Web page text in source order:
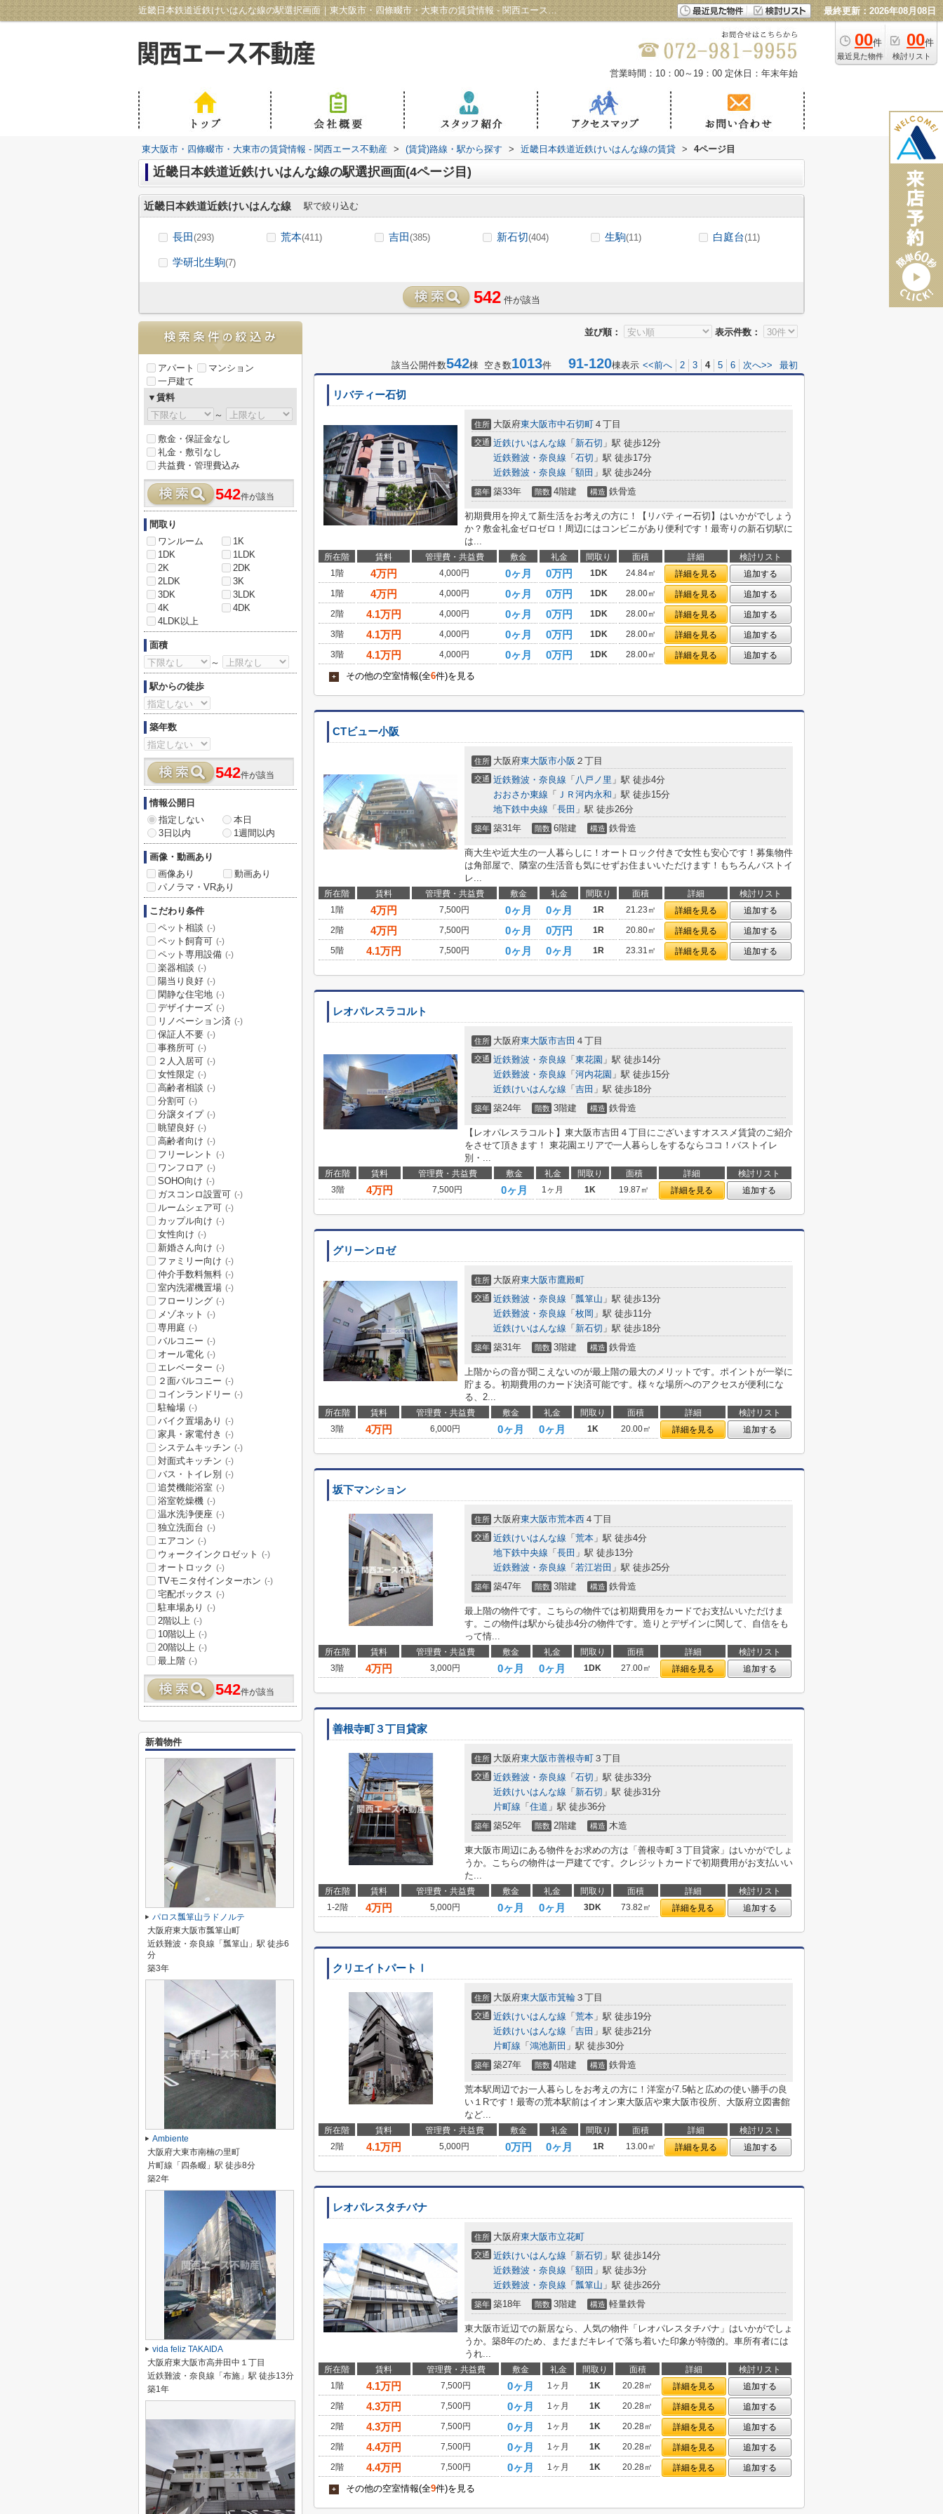
近畿日本鉄道近鉄けいはんな線の駅選択画面｜東大阪市・四條畷市・大東市の賃貸情報 - 関西エース不動産(4ページ目) 最終更新：2026年08月08日
00件
最近見た物件
00件
検討リスト
営業時間：10：00～19：00 定休日：年末年始
東大阪市・四條畷市・大東市の賃貸情報 - 関西エース不動産 > (賃貸)路線・駅から探す > 近畿日本鉄道近鉄けいはんな線の賃貸 > 4ページ目
近畿日本鉄道近鉄けいはんな線の駅選択画面(4ページ目)
近畿日本鉄道近鉄けいはんな線 駅で絞り込む
長田(293) 荒本(411) 吉田(385) 新石切(404) 生駒(11) 白庭台(11)
学研北生駒(7)
542 件が該当
並び順： 表示件数：
該当公開件数542棟 空き数1013件 91-120棟表示 <<前へ 2 3 4 5 6 次へ>> 最初
リバティー石切
住所 大阪府東大阪市中石切町 ４丁目
交通 近鉄けいはんな線 「 新石切 」駅 徒歩12分
近鉄難波・奈良線 「 石切 」駅 徒歩17分
近鉄難波・奈良線 「 額田 」駅 徒歩24分
築年 築33年 階数 4階建 構造 鉄骨造
初期費用を抑えて新生活をお考えの方に！【リバティー石切】はいかがでしょう
か？敷金礼金ゼロゼロ！周辺にはコンビニがあり便利です！最寄りの新石切駅に
は...
所在階 賃料 管理費・共益費 敷金 礼金 間取り 面積 詳細
検討リスト
1階
4万円 4,000円 0ヶ月 0万円 1DK 24.84㎡ 詳細を見る
追加する
1階
4万円 4,000円 0ヶ月 0万円 1DK 28.00㎡ 詳細を見る
追加する
2階
4.1万円 4,000円 0ヶ月 0万円 1DK 28.00㎡ 詳細を見る
追加する
3階
4.1万円 4,000円 0ヶ月 0万円 1DK 28.00㎡ 詳細を見る
追加する
3階
4.1万円 4,000円 0ヶ月 0万円 1DK 28.00㎡ 詳細を見る 追加する
+ その他の空室情報(全6件)を見る
CTビュー小阪
住所 大阪府東大阪市小阪 ２丁目
交通 近鉄難波・奈良線 「 八戸ノ里 」駅 徒歩4分
おおさか東線 「 ＪＲ河内永和 」駅 徒歩15分
地下鉄中央線 「 長田 」駅 徒歩26分
築年 築31年 階数 6階建 構造 鉄骨造
商大生や近大生の一人暮らしに！オートロック付きで女性も安心です！募集物件
は角部屋で、隣室の生活音も気にせずお住まいいただけます！もちろんバストイ
レ...
所在階 賃料 管理費・共益費 敷金 礼金 間取り 面積 詳細
検討リスト
1階
4万円 7,500円 0ヶ月 0ヶ月 1R 21.23㎡ 詳細を見る
追加する
2階
4万円 7,500円 0ヶ月 0万円 1R 20.80㎡ 詳細を見る
追加する
5階
4.1万円 7,500円 0ヶ月 0ヶ月 1R 23.31㎡ 詳細を見る 追加する
レオパレスラコルト
住所 大阪府東大阪市吉田 ４丁目
交通 近鉄難波・奈良線 「 東花園 」駅 徒歩14分
近鉄難波・奈良線 「 河内花園 」駅 徒歩15分
近鉄けいはんな線 「 吉田 」駅 徒歩18分
築年 築24年 階数 3階建 構造 鉄骨造
【レオパレスラコルト】東大阪市吉田４丁目にございますオススメ賃貸のご紹介
をさせて頂きます！ 東花園エリアで一人暮らしをするならココ！バストイレ
別・...
所在階 賃料 管理費・共益費 敷金 礼金 間取り 面積 詳細
検討リスト
3階
4万円 7,500円 0ヶ月 1ヶ月 1K 19.87㎡ 詳細を見る 追加する
グリーンロゼ
住所 大阪府東大阪市鷹殿町
交通 近鉄難波・奈良線 「 瓢箪山 」駅 徒歩13分
近鉄難波・奈良線 「 枚岡 」駅 徒歩11分
近鉄けいはんな線 「 新石切 」駅 徒歩18分
築年 築31年 階数 3階建 構造 鉄骨造
上階からの音が聞こえないのが最上階の最大のメリットです。ポイントが一挙に
貯まる。初期費用のカード決済可能です。様々な場所へのアクセスが便利にな
る、2...
所在階 賃料 管理費・共益費 敷金 礼金 間取り 面積 詳細
検討リスト
3階
4万円 6,000円 0ヶ月 0ヶ月 1K 20.00㎡ 詳細を見る 追加する
坂下マンション
住所 大阪府東大阪市荒本西 ４丁目
交通 近鉄けいはんな線 「 荒本 」駅 徒歩4分
地下鉄中央線 「 長田 」駅 徒歩13分
近鉄難波・奈良線 「 若江岩田 」駅 徒歩25分
築年 築47年 階数 3階建 構造 鉄骨造
最上階の物件です。こちらの物件では初期費用をカードでお支払いいただけま
す。この物件は駅から徒歩4分の物件です。造りとデザインに関して、自信をも
って情...
所在階 賃料 管理費・共益費 敷金 礼金 間取り 面積 詳細
検討リスト
3階
4万円 3,000円 0ヶ月 0ヶ月 1DK 27.00㎡ 詳細を見る 追加する
善根寺町３丁目貸家
住所 大阪府東大阪市善根寺町 ３丁目
交通 近鉄難波・奈良線 「 石切 」駅 徒歩33分
近鉄けいはんな線 「 新石切 」駅 徒歩31分
片町線 「 住道 」駅 徒歩36分
築年 築52年 階数 2階建 構造 木造
東大阪市周辺にある物件をお求めの方は「善根寺町３丁目貸家」はいかがでしょ
うか。こちらの物件は一戸建てです。クレジットカードで初期費用がお支払いい
た...
所在階 賃料 管理費・共益費 敷金 礼金 間取り 面積 詳細
検討リスト
1-2階
4万円 5,000円 0ヶ月 0ヶ月 3DK 73.82㎡ 詳細を見る 追加する
クリエイトパートⅠ
住所 大阪府東大阪市箕輪 ３丁目
交通 近鉄けいはんな線 「 荒本 」駅 徒歩19分
近鉄けいはんな線 「 吉田 」駅 徒歩21分
片町線 「 鴻池新田 」駅 徒歩30分
築年 築27年 階数 4階建 構造 鉄骨造
荒本駅周辺でお一人暮らしをお考えの方に！洋室が7.5帖と広めの使い勝手の良
い１Rです！最寄の荒本駅前はイオン東大阪店や東大阪市役所、大阪府立図書館
など...
所在階 賃料 管理費・共益費 敷金 礼金 間取り 面積 詳細
検討リスト
2階
4.1万円 5,000円 0万円 0ヶ月 1R 13.00㎡ 詳細を見る 追加する
レオパレスタチバナ
住所 大阪府東大阪市立花町
交通 近鉄けいはんな線 「 新石切 」駅 徒歩14分
近鉄難波・奈良線 「 額田 」駅 徒歩3分
近鉄難波・奈良線 「 瓢箪山 」駅 徒歩26分
築年 築18年 階数 3階建 構造 軽量鉄骨
東大阪市近辺での新居なら、人気の物件「レオパレスタチバナ」はいかがでしょ
うか。築8年のため、まだまだキレイで落ち着いた印象が特徴的。車所有者には
うれ...
所在階 賃料 管理費・共益費 敷金 礼金 間取り 面積 詳細
検討リスト
1階
4.1万円 7,500円 0ヶ月 1ヶ月 1K 20.28㎡ 詳細を見る
追加する
2階
4.3万円 7,500円 0ヶ月 1ヶ月 1K 20.28㎡ 詳細を見る
追加する
2階
4.3万円 7,500円 0ヶ月 1ヶ月 1K 20.28㎡ 詳細を見る
追加する
2階
4.4万円 7,500円 0ヶ月 1ヶ月 1K 20.28㎡ 詳細を見る
追加する
2階
4.4万円 7,500円 0ヶ月 1ヶ月 1K 20.28㎡ 詳細を見る 追加する
+ その他の空室情報(全9件)を見る
アパート
マンション
一戸建て
▼賃料
～
敷金・保証金なし
礼金・敷引なし
共益費・管理費込み
542件が該当
間取り
ワンルーム
1K
1DK
1LDK
2K
2DK
2LDK
3K
3DK
3LDK
4K
4DK
4LDK以上
面積
～
駅からの徒歩
築年数
542件が該当
情報公開日
指定しない
本日
3日以内
1週間以内
画像・動画あり
画像あり
動画あり
パノラマ・VRあり
こだわり条件
ペット相談 (-)
ペット飼育可 (-)
ペット専用設備 (-)
楽器相談 (-)
陽当り良好 (-)
閑静な住宅地 (-)
デザイナーズ (-)
リノベーション済 (-)
保証人不要 (-)
事務所可 (-)
２人入居可 (-)
女性限定 (-)
高齢者相談 (-)
分割可 (-)
分譲タイプ (-)
眺望良好 (-)
高齢者向け (-)
フリーレント (-)
ワンフロア (-)
SOHO向け (-)
ガスコンロ設置可 (-)
ルームシェア可 (-)
カップル向け (-)
女性向け (-)
新婚さん向け (-)
ファミリー向け (-)
仲介手数料無料 (-)
室内洗濯機置場 (-)
フローリング (-)
メゾネット (-)
専用庭 (-)
バルコニー (-)
オール電化 (-)
エレベーター (-)
２面バルコニー (-)
コインランドリー (-)
駐輪場 (-)
バイク置場あり (-)
家具・家電付き (-)
システムキッチン (-)
対面式キッチン (-)
バス・トイレ別 (-)
追焚機能浴室 (-)
浴室乾燥機 (-)
温水洗浄便座 (-)
独立洗面台 (-)
エアコン (-)
ウォークインクロゼット (-)
オートロック (-)
TVモニタ付インターホン (-)
宅配ボックス (-)
駐車場あり (-)
2階以上 (-)
10階以上 (-)
20階以上 (-)
最上階 (-)
542件が該当
新着物件
パロス瓢箪山ラドノルテ
大阪府東大阪市瓢箪山町
近鉄難波・奈良線「瓢箪山」駅 徒歩6
分
築3年
Ambiente
大阪府大東市南楠の里町
片町線「四条畷」駅 徒歩8分
築2年
vida feliz TAKAIDA
大阪府東大阪市高井田中１丁目
近鉄難波・奈良線「布施」駅 徒歩13分
築1年